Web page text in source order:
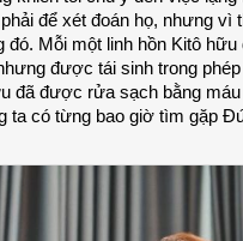
để xét đoán họ, nhưng vì
đó. Mỗi một linh hồn Kitô hữu
được tái sinh trong
đã được rửa sạch bằng
ta có từng bao giờ tìm gặp